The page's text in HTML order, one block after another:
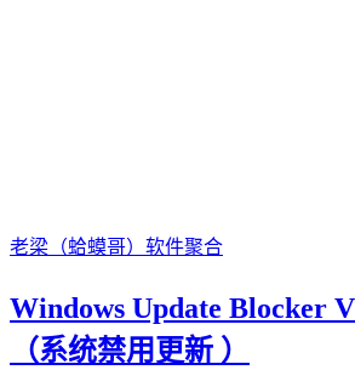
老梁（蛤蟆哥） 软件聚合
Windows Update Blocker
（系统禁用更新 ）